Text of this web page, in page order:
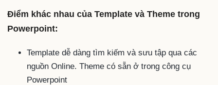
Điểm khác nhau của Template và Theme trong
Powerpoint:
Template dễ dàng tìm kiếm và sưu tập qua các
nguồn Online. Theme có sẵn ở trong công cụ
Powerpoint